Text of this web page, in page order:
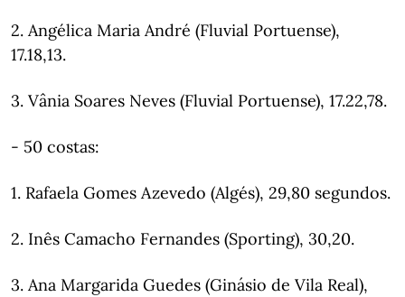
2. Angélica Maria André (Fluvial Portuense),
17.18,13.
3. Vânia Soares Neves (Fluvial Portuense), 17.22,78.
- 50 costas:
1. Rafaela Gomes Azevedo (Algés), 29,80 segundos.
2. Inês Camacho Fernandes (Sporting), 30,20.
3. Ana Margarida Guedes (Ginásio de Vila Real),